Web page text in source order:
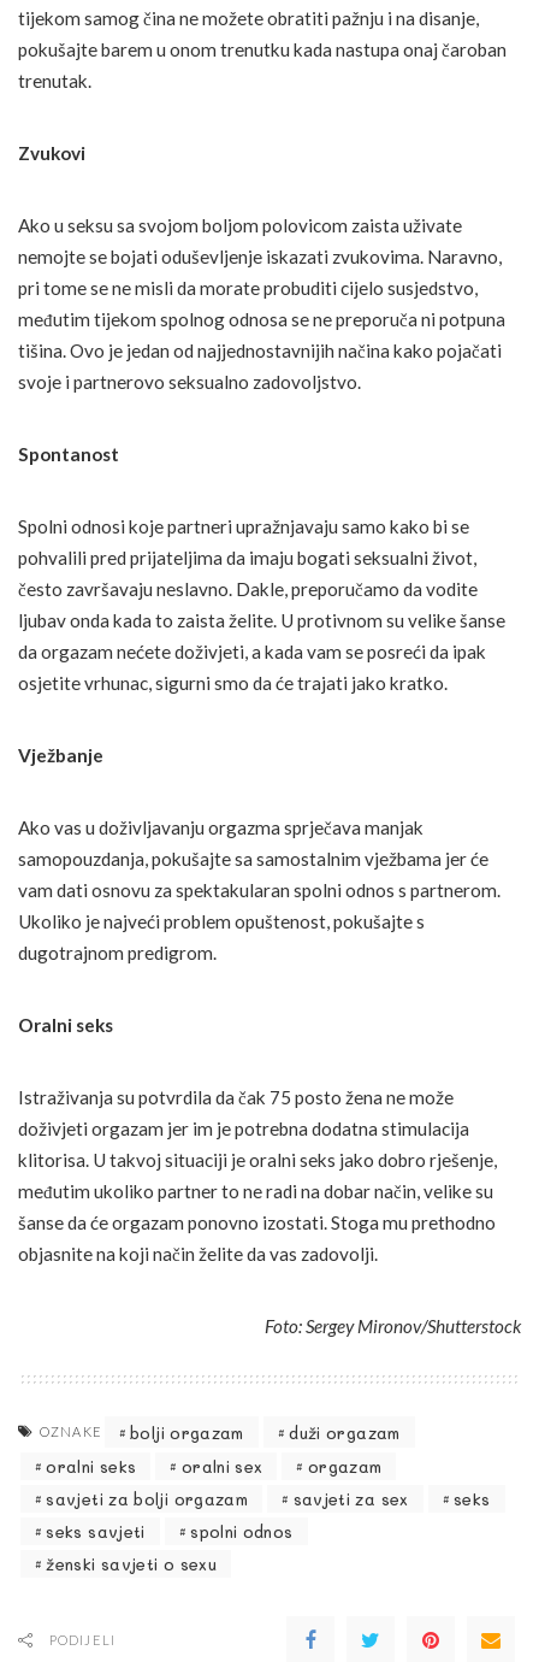
tijekom samog čina ne možete obratiti pažnju i na disanje,
pokušajte barem u onom trenutku kada nastupa onaj čaroban
trenutak.
Zvukovi
Ako u seksu sa svojom boljom polovicom zaista uživate
nemojte se bojati oduševljenje iskazati zvukovima. Naravno,
pri tome se ne misli da morate probuditi cijelo susjedstvo,
međutim tijekom spolnog odnosa se ne preporuča ni potpuna
tišina. Ovo je jedan od najjednostavnijih načina kako pojačati
svoje i partnerovo seksualno zadovoljstvo.
Spontanost
Spolni odnosi koje partneri upražnjavaju samo kako bi se
pohvalili pred prijateljima da imaju bogati seksualni život,
često završavaju neslavno. Dakle, preporučamo da vodite
ljubav onda kada to zaista želite. U protivnom su velike šanse
da orgazam nećete doživjeti, a kada vam se posreći da ipak
osjetite vrhunac, sigurni smo da će trajati jako kratko.
Vježbanje
Ako vas u doživljavanju orgazma sprječava manjak
samopouzdanja, pokušajte sa samostalnim vježbama jer će
vam dati osnovu za spektakularan spolni odnos s partnerom.
Ukoliko je najveći problem opuštenost, pokušajte s
dugotrajnom predigrom.
Oralni seks
Istraživanja su potvrdila da čak 75 posto žena ne može
doživjeti orgazam jer im je potrebna dodatna stimulacija
klitorisa. U takvoj situaciji je oralni seks jako dobro rješenje,
međutim ukoliko partner to ne radi na dobar način, velike su
šanse da će orgazam ponovno izostati. Stoga mu prethodno
objasnite na koji način želite da vas zadovolji.
Foto: Sergey Mironov/Shutterstock
OZNAKE bolji orgazam
duži orgazam
oralni seks
oralni sex
orgazam
savjeti za bolji orgazam
savjeti za sex
seks
seks savjeti
spolni odnos
ženski savjeti o sexu
PODIJELI